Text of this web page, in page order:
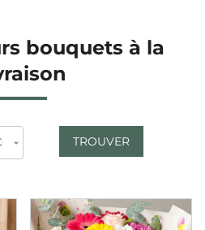
bouquets à la
TROUVER